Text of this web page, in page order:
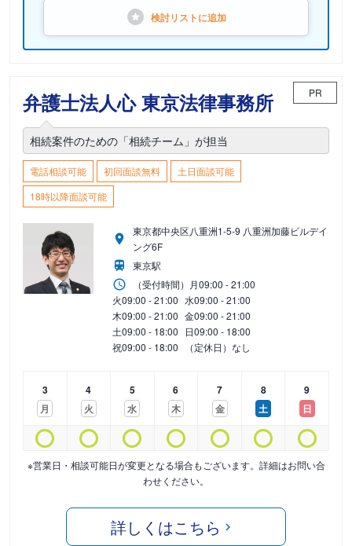
検討リストに追加
弁護士法人心 東京法律事務所 PR
相続案件のための「相続チーム」が担当
電話相談可能 初回面談無料
土日面談可能
18時以降面談可能
東京都中央区八重洲1-5-9 八重洲加藤ビルデイ
ング6F
東京駅
（受付時間） 月09:00 - 21:00
火09:00 - 21:00 水09:00 - 21:00
木09:00 - 21:00 金09:00 - 21:00
土09:00 - 18:00 日09:00 - 18:00
祝09:00 - 18:00 （定休日）なし
3
月
4
火
5
水
6
木
7
金
8
土
9
日
※営業日・相談可能日が変更となる場合もございます。詳細はお問い合
わせください。
詳しくはこちら